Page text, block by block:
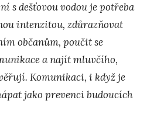
s dešťovou vodou je potřeba
intenzitou, zdůrazňovat
občanům, poučit se
a najít mluvčího,
Komunikaci, i když je
jako prevenci budoucích